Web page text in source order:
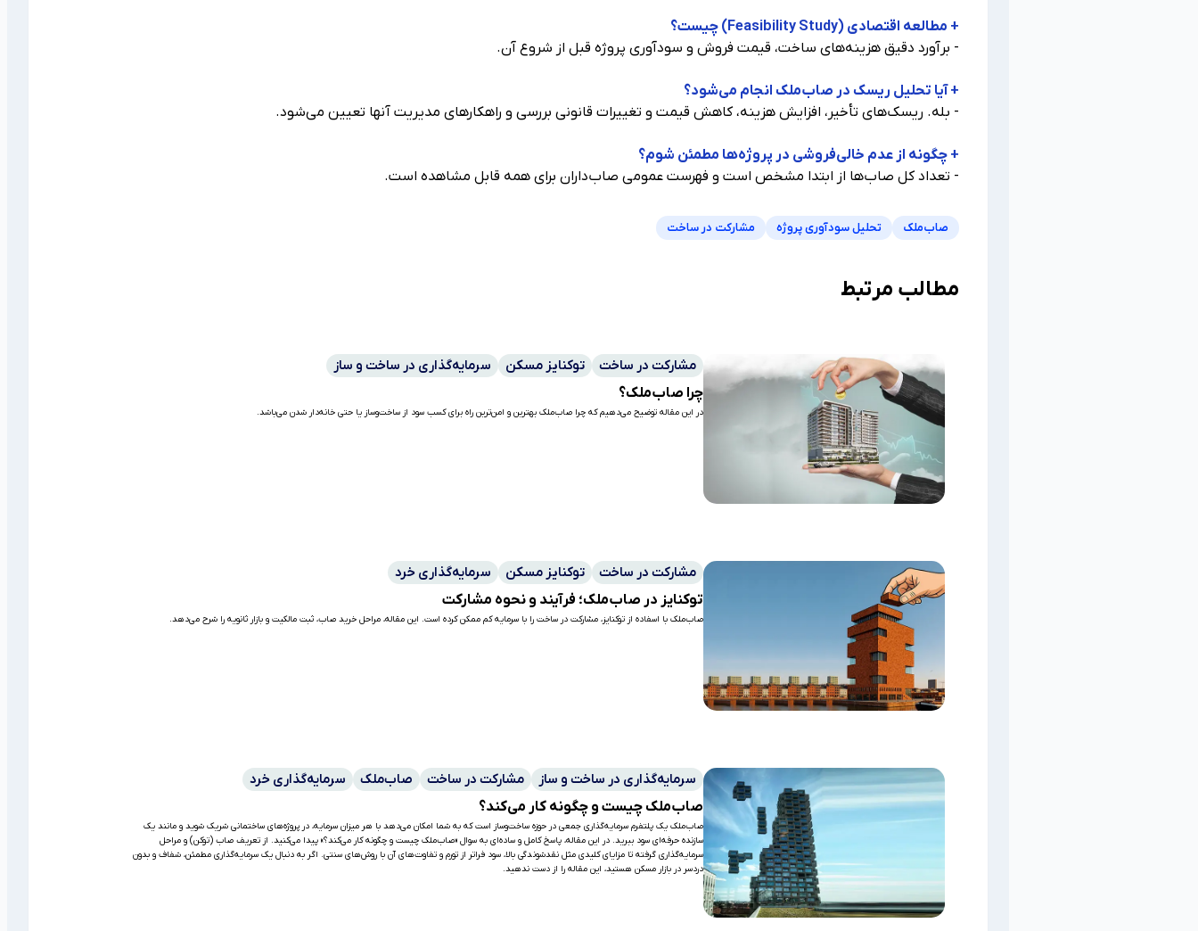
+ مطالعه اقتصادی (Feasibility Study) چیست؟
- برآورد دقیق هزینه‌های ساخت، قیمت فروش و سودآوری پروژه قبل از شروع آن.
+ آیا تحلیل ریسک در صاب‌ملک انجام می‌شود؟
- بله. ریسک‌های تأخیر، افزایش هزینه، کاهش قیمت و تغییرات قانونی بررسی و راهکارهای مدیریت آنها تعیین می‌شود.
+ چگونه از عدم خالی‌فروشی در پروژه‌ها مطمئن شوم؟
- تعداد کل صاب‌ها از ابتدا مشخص است و فهرست عمومی صاب‌داران برای همه قابل مشاهده است.
صاب‌ملک تحلیل سودآوری پروژه مشارکت در ساخت
مطالب مرتبط
مشارکت در ساخت توکنایز مسکن
سرمایه‌گذاری در ساخت و ساز
چرا صاب‌ملک؟
در این مقاله توضیح می‌دهیم که چرا صاب‌ملک بهترین و امن‌ترین راه برای کسب سود از ساخت‌وساز یا حتی خانه‌دار شدن می‌باشد.
مشارکت در ساخت توکنایز مسکن
سرمایه‌گذاری خرد
توکنایز در صاب‌ملک؛ فرآیند و نحوه مشارکت
صاب‌ملک با اسفاده از توکنایز، مشارکت در ساخت را با سرمایه کم ممکن کرده است. این مقاله، مراحل خرید صاب، ثبت مالکیت و بازار ثانویه را شرح می‌دهد.
سرمایه‌گذاری در ساخت و ساز مشارکت در ساخت صاب‌ملک
سرمایه‌گذاری خرد
صاب‌ملک چیست و چگونه کار می‌کند؟
صاب‌ملک یک پلتفرم سرمایه‌گذاری جمعی در حوزه ساخت‌وساز است که به شما امکان می‌دهد با هر میزان سرمایه، در پروژه‌های ساختمانی شریک شوید و مانند یک
سازنده حرفه‌ای سود ببرید. در این مقاله، پاسخ کامل و ساده‌ای به سوال «صاب‌ملک چیست و چگونه کار می‌کند؟» پیدا می‌کنید. از تعریف صاب (توکن) و مراحل
سرمایه‌گذاری گرفته تا مزایای کلیدی مثل نقدشوندگی بالا، سود فراتر از تورم و تفاوت‌های آن با روش‌های سنتی. اگر به دنبال یک سرمایه‌گذاری مطمئن، شفاف و بدون
دردسر در بازار مسکن هستید، این مقاله را از دست ندهید.